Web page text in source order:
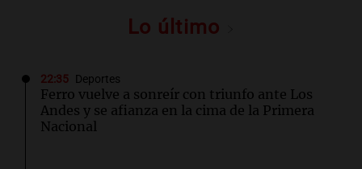
Lo último
22:35 Deportes
Ferro vuelve a sonreír con triunfo ante Los
Andes y se afianza en la cima de la Primera
Nacional